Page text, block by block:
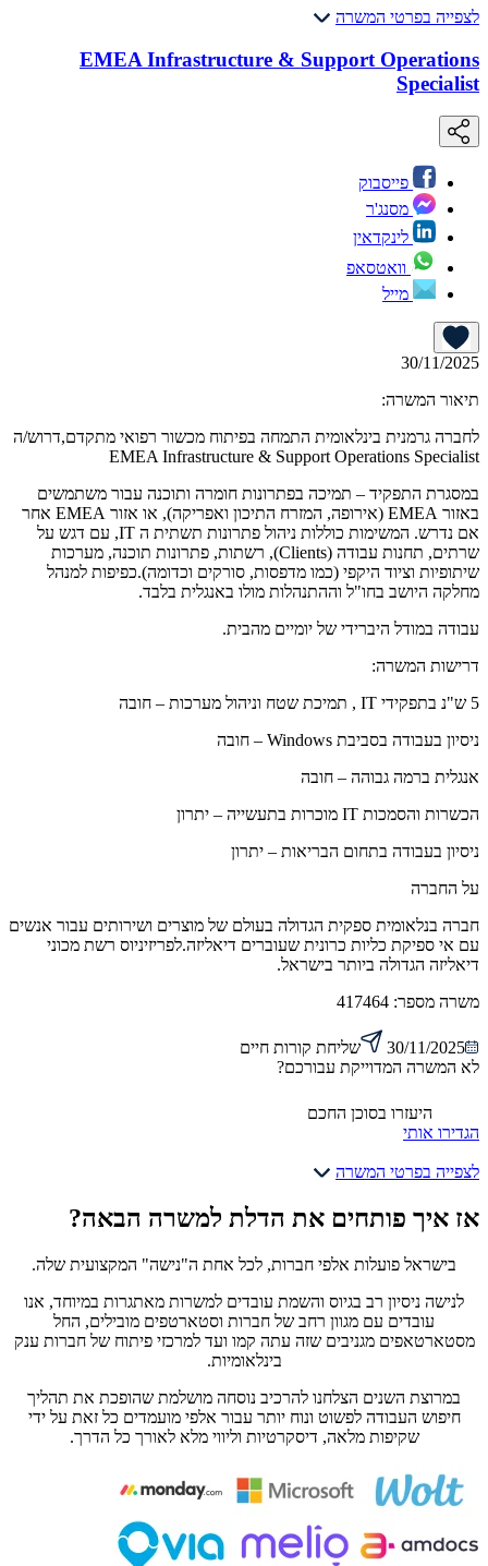
לצפייה בפרטי המשרה
EMEA Infrastructure & Support Operations
Specialist
פייסבוק
מסנג'ר
לינקדאין
וואטסאפ
מייל
30/11/2025
תיאור המשרה:
לחברה גרמנית בינלאומית התמחה בפיתוח מכשור רפואי מתקדם,דרוש/ה
EMEA Infrastructure & Support Operations Specialist
במסגרת התפקיד – תמיכה בפתרונות חומרה ותוכנה עבור משתמשים
באזור EMEA (אירופה, המזרח התיכון ואפריקה), או אזור EMEA אחר
אם נדרש. המשימות כוללות ניהול פתרונות תשתית ה IT, עם דגש על
שרתים, תחנות עבודה (Clients), רשתות, פתרונות תוכנה, מערכות
שיתופיות וציוד היקפי (כמו מדפסות, סורקים וכדומה).כפיפות למנהל
מחלקה היושב בחו"ל וההתנהלות מולו באנגלית בלבד.
עבודה במודל היברידי של יומיים מהבית.
דרישות המשרה:
5 ש"נ בתפקידי IT , תמיכת שטח וניהול מערכות – חובה
ניסיון בעבודה בסביבת Windows – חובה
אנגלית ברמה גבוהה – חובה
הכשרות והסמכות IT מוכרות בתעשייה – יתרון
ניסיון בעבודה בתחום הבריאות – יתרון
על החברה
חברה בנלאומית ספקית הגדולה בעולם של מוצרים ושירותים עבור אנשים
עם אי ספיקת כליות כרונית שעוברים דיאליזה.לפריזיניוס רשת מכוני
דיאליזה הגדולה ביותר בישראל.
משרה מספר: 417464
30/11/2025
שליחת קורות חיים
לא המשרה המדוייקת עבורכם?
היעזרו בסוכן החכם
הגדירו אותי
לצפייה בפרטי המשרה
אז איך פותחים את הדלת למשרה הבאה?
בישראל פועלות אלפי חברות, לכל אחת ה"נישה" המקצועית שלה.
לנישה ניסיון רב בגיוס והשמת עובדים למשרות מאתגרות במיוחד, אנו
עובדים עם מגוון רחב של חברות וסטארטפים מובילים, החל
מסטארטאפים מגניבים שזה עתה קמו ועד למרכזי פיתוח של חברות ענק
בינלאומיות.
במרוצת השנים הצלחנו להרכיב נוסחה מושלמת שהופכת את תהליך
חיפוש העבודה לפשוט ונוח יותר עבור אלפי מועמדים כל זאת על ידי
שקיפות מלאה, דיסקרטיות וליווי מלא לאורך כל הדרך.